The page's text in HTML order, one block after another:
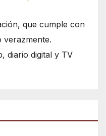
que cumple con
verazmente.
diario digital y TV